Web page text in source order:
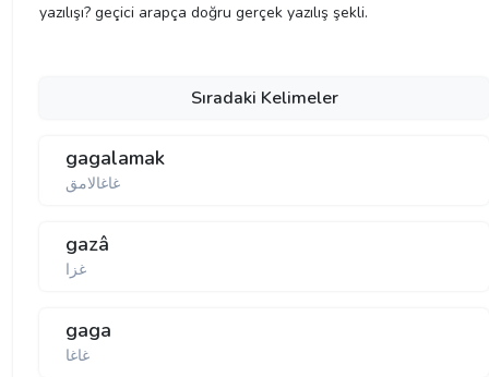
yazılışı? geçici arapça doğru gerçek yazılış şekli.
Sıradaki Kelimeler
gagalamak
غاغالامق
gazâ
غزا
gaga
غاغا